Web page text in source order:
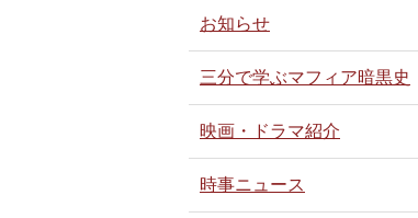
お知らせ
三分で学ぶマフィア暗黒史
映画・ドラマ紹介
時事ニュース